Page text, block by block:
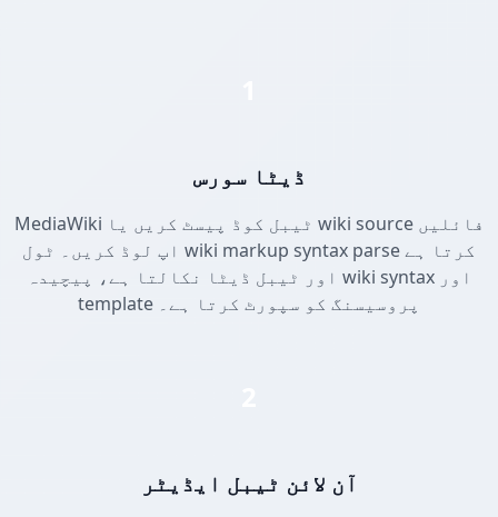
ڈیٹا سورس
MediaWiki ٹیبل کوڈ پیسٹ کریں یا wiki source فائلیں
اپ لوڈ کریں۔ ٹول wiki markup syntax parse کرتا ہے
اور ٹیبل ڈیٹا نکالتا ہے، پیچیدہ wiki syntax اور
template پروسیسنگ کو سپورٹ کرتا ہے۔
آن لائن ٹیبل ایڈیٹر